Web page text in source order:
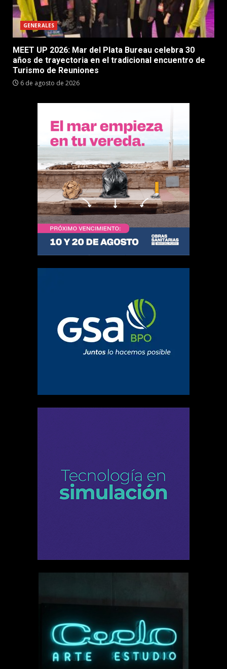
GENERALES
MEET UP 2026: Mar del Plata Bureau celebra 30
años de trayectoria en el tradicional encuentro de
Turismo de Reuniones
6 de agosto de 2026